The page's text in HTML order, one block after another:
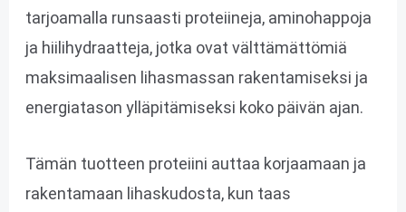
tarjoamalla runsaasti proteiineja, aminohappoja
ja hiilihydraatteja, jotka ovat välttämättömiä
maksimaalisen lihasmassan rakentamiseksi ja
energiatason ylläpitämiseksi koko päivän ajan.
Tämän tuotteen proteiini auttaa korjaamaan ja
rakentamaan lihaskudosta, kun taas